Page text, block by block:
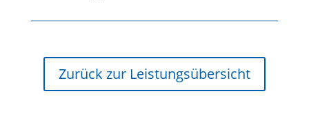
Zurück zur Leistungsübersicht